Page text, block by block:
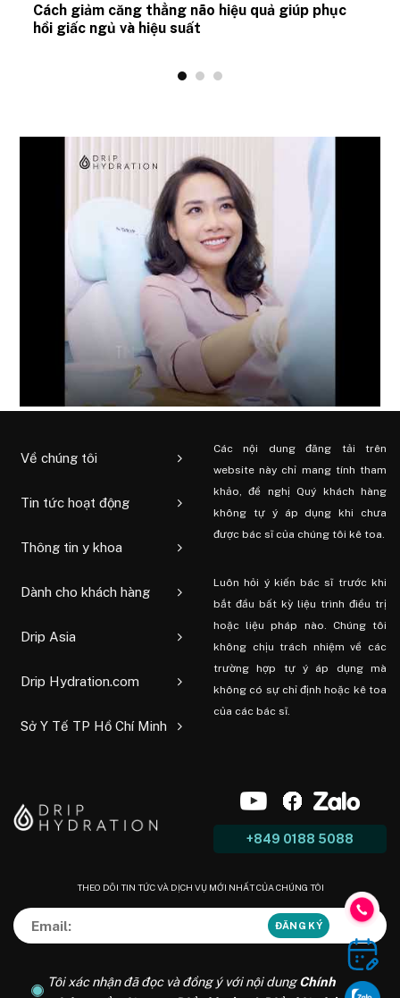
Cách giảm căng thẳng não hiệu quả giúp phục
hồi giấc ngủ và hiệu suất
Về chúng tôi
Tin tức hoạt động
Thông tin y khoa
Dành cho khách hàng
Drip Asia
Drip Hydration.com
Sở Y Tế TP Hồ Chí Minh
Các nội dung đăng tải trên
website này chỉ mang tính tham
khảo, đề nghị Quý khách hàng
không tự ý áp dụng khi chưa
được bác sĩ của chúng tôi kê toa.
Luôn hỏi ý kiến ​​bác sĩ trước khi
bắt đầu bất kỳ liệu trình điều trị
hoặc liệu pháp nào. Chúng tôi
không chịu trách nhiệm về các
trường hợp tự ý áp dụng mà
không có sự chỉ định hoặc kê toa
của các bác sĩ.
+849 0188 5088
THEO DÕI TIN TỨC VÀ DỊCH VỤ MỚI NHẤT CỦA CHÚNG TÔI
Tôi xác nhận đã đọc và đồng ý với nội dungChính